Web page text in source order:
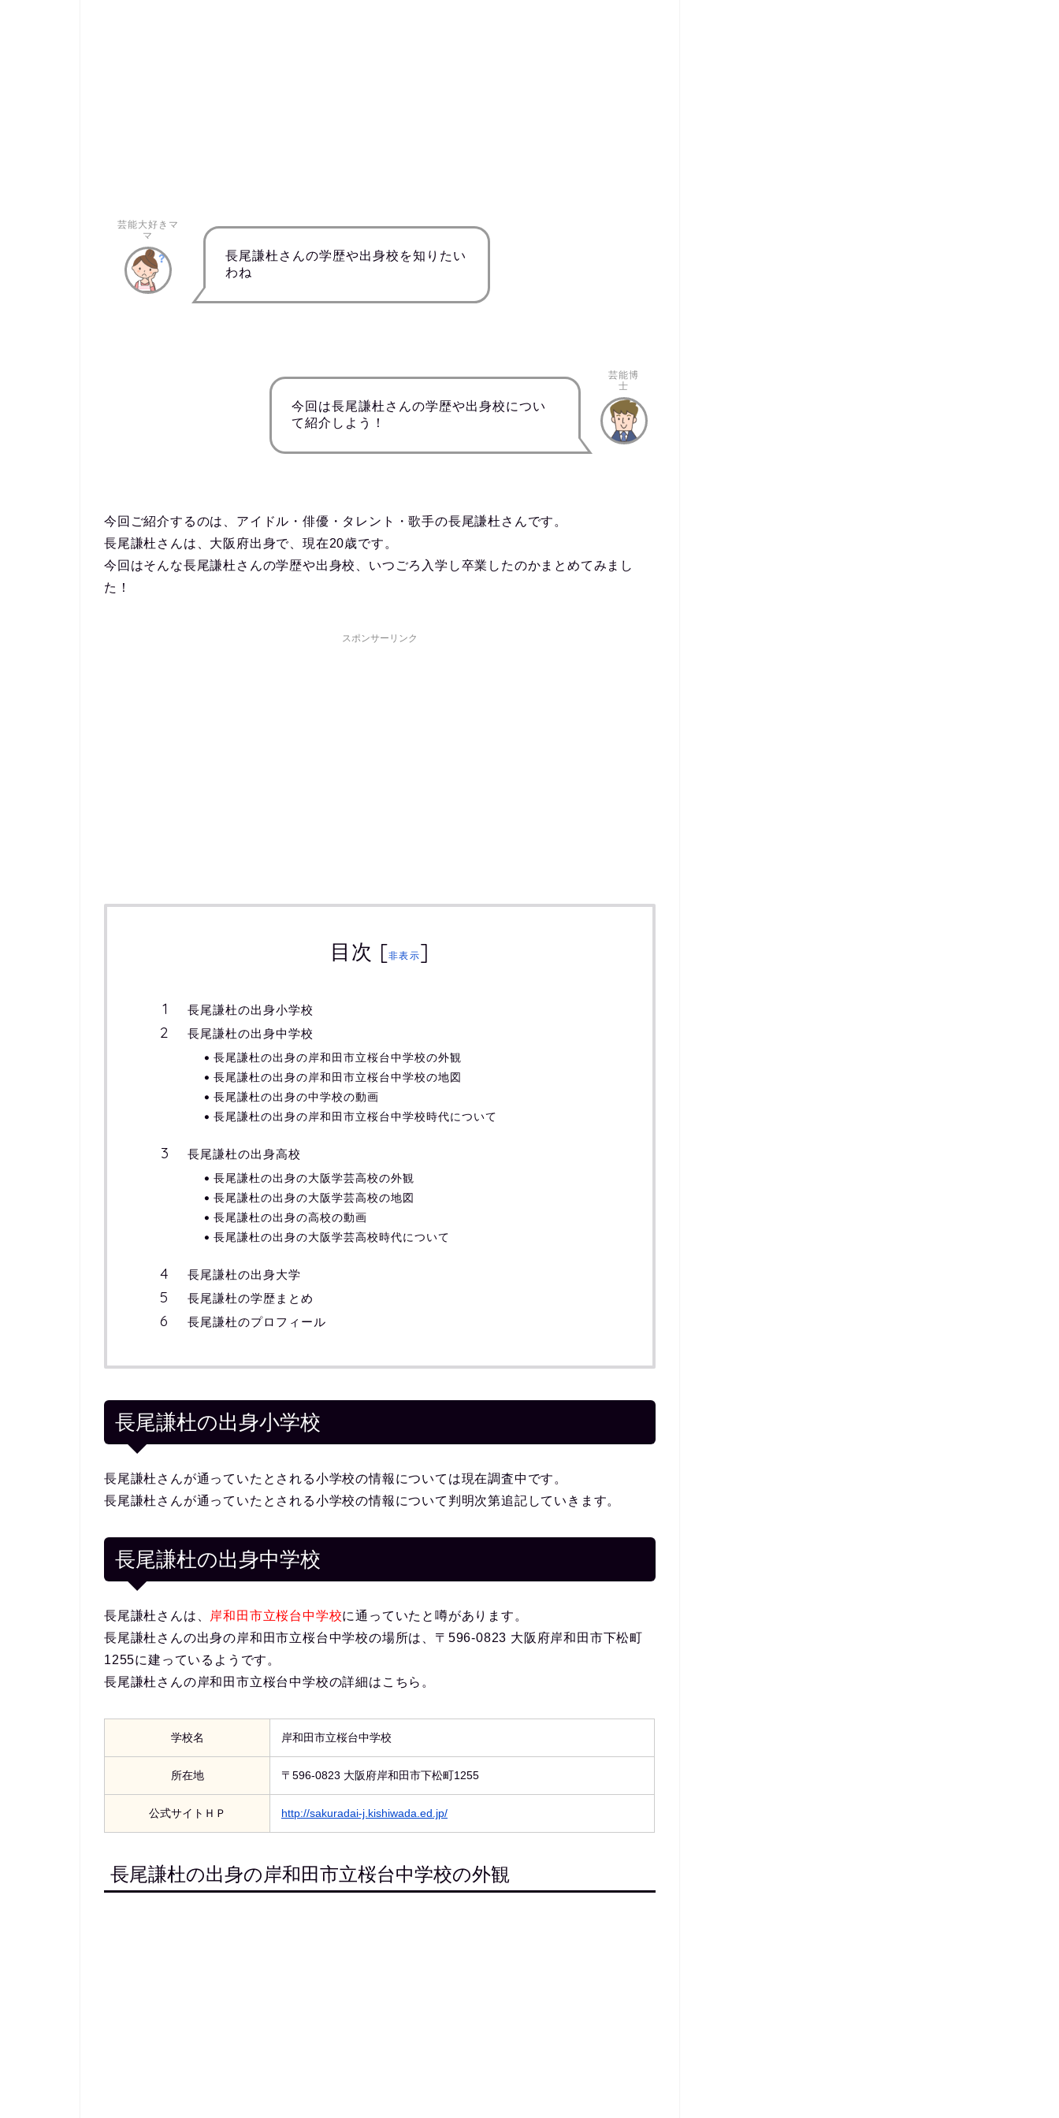
芸能大好きマ
マ
長尾謙杜さんの学歴や出身校を知りたい
わね
今回は長尾謙杜さんの学歴や出身校につい
て紹介しよう！
芸能博
士
今回ご紹介するのは、アイドル・俳優・タレント・歌手の長尾謙杜さんです。
長尾謙杜さんは、大阪府出身で、現在20歳です。
今回はそんな長尾謙杜さんの学歴や出身校、いつごろ入学し卒業したのかまとめてみまし
た！
スポンサーリンク
目次 [非表示]
長尾謙杜の出身小学校
長尾謙杜の出身中学校
長尾謙杜の出身の岸和田市立桜台中学校の外観
長尾謙杜の出身の岸和田市立桜台中学校の地図
長尾謙杜の出身の中学校の動画
長尾謙杜の出身の岸和田市立桜台中学校時代について
長尾謙杜の出身高校
長尾謙杜の出身の大阪学芸高校の外観
長尾謙杜の出身の大阪学芸高校の地図
長尾謙杜の出身の高校の動画
長尾謙杜の出身の大阪学芸高校時代について
長尾謙杜の出身大学
長尾謙杜の学歴まとめ
長尾謙杜のプロフィール
長尾謙杜の出身小学校
長尾謙杜さんが通っていたとされる小学校の情報については現在調査中です。
長尾謙杜さんが通っていたとされる小学校の情報について判明次第追記していきます。
長尾謙杜の出身中学校
長尾謙杜さんは、 岸和田市立桜台中学校に通っていたと噂があります。
長尾謙杜さんの出身の岸和田市立桜台中学校の場所は、〒596-0823 大阪府岸和田市下松町
1255に建っているようです。
長尾謙杜さんの岸和田市立桜台中学校の詳細はこちら。
学校名 岸和田市立桜台中学校
所在地 〒596-0823 大阪府岸和田市下松町1255
公式サイトＨＰ http://sakuradai-j.kishiwada.ed.jp/
長尾謙杜の出身の岸和田市立桜台中学校の外観